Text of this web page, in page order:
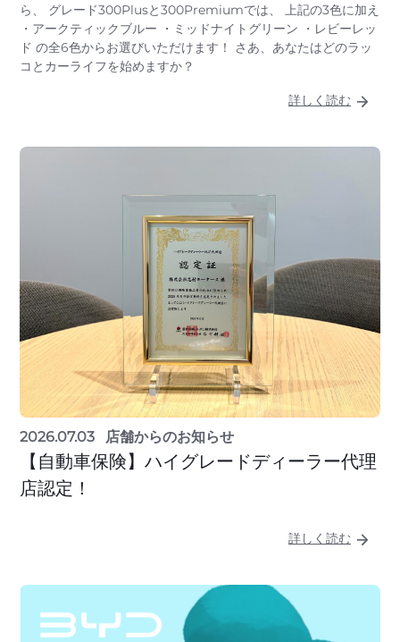
ら、 グレード300Plusと300Premiumでは、 上記の3色に加え
・アークティックブルー ・ミッドナイトグリーン ・レビーレッ
ド の全6色からお選びいただけます！ さあ、あなたはどのラッ
コとカーライフを始めますか？
詳しく読む
2026.07.03 店舗からのお知らせ
【自動車保険】ハイグレードディーラー代理
店認定！
詳しく読む